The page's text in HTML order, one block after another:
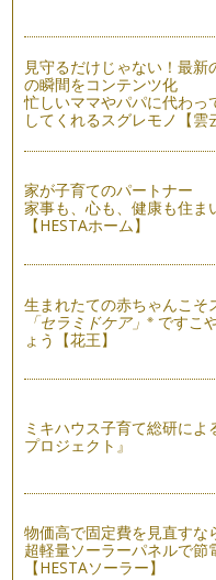
曲の練習はするけど、ハ
ピアノの楽しみ方「７１」
ピアノを習っていると、
れることもあるかと思いま
ピアノの楽しみ方「７０
今回は、お子様が練習嫌
者の皆様が何ができるかを
ピアノの楽しみ方「６９
朝食の時、今日はリスト
聴きながらトーストとコ
ピアノの楽しみ方「６８
ピアノを教えていくなか
ピアノの楽しみ方「６７
それぞれの目標に向かっ
レッスンを受ける際に、
て、もっとより良い演奏
見守るだけじゃない！最新
の瞬間をコンテンツ化
忙しいママやパパに代わっ
してくれるスグレモノ【雲
家が子育てのパートナー
家事も、心も、健康も住ま
【HESTAホーム】
生まれたての赤ちゃんこそ
「セラミドケア」※ ですこ
ょう【花王】
ミキハウス子育て総研に
プロジェクト』
物価高で固定費を見直すな
超軽量ソーラーパネルで節
【HESTAソーラー】